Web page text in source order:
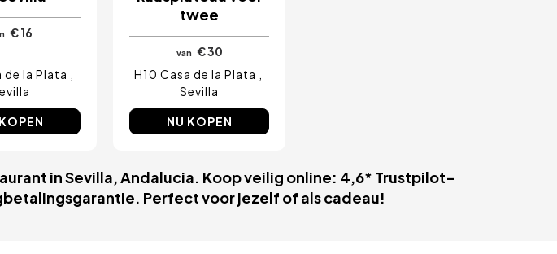
€ 16
de la Plata
twee
van € 30
H10 Casa de la Plata
Sevilla
NU KOPEN
in Sevilla, Andalucia. Koop veilig online: 4,6* Trustpilot-
Perfect voor jezelf of als cadeau!